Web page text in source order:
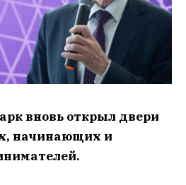
вновь открыл двери
начинающих и